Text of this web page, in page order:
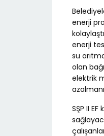
enerji
enerji
su
olan
elektrik
SŞP II